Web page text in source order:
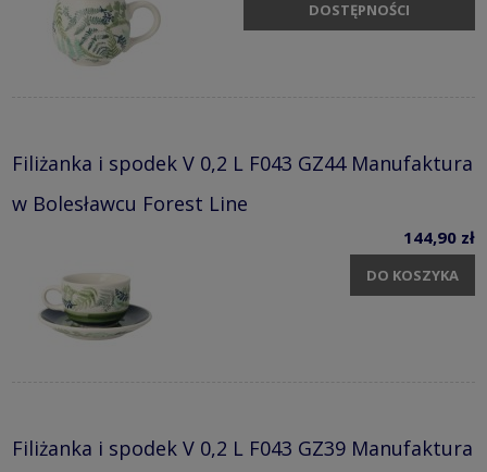
DOSTĘPNOŚCI
Filiżanka i spodek V 0,2 L F043 GZ44 Manufaktura
w Bolesławcu Forest Line
144,90 zł
DO KOSZYKA
Filiżanka i spodek V 0,2 L F043 GZ39 Manufaktura